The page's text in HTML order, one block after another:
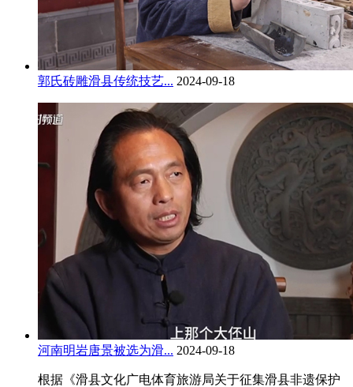
郭氏砖雕滑县传统技艺... 2024-09-18
河南明岩唐景被选为滑... 2024-09-18
根据《滑县文化广电体育旅游局关于征集滑县非遗保护